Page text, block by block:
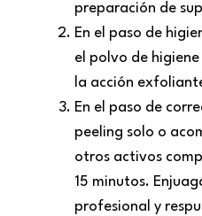
preparación de
En el paso de
el polvo de
la acción
En el paso de
peeling solo o
otros activos
15 minutos.
profesional y